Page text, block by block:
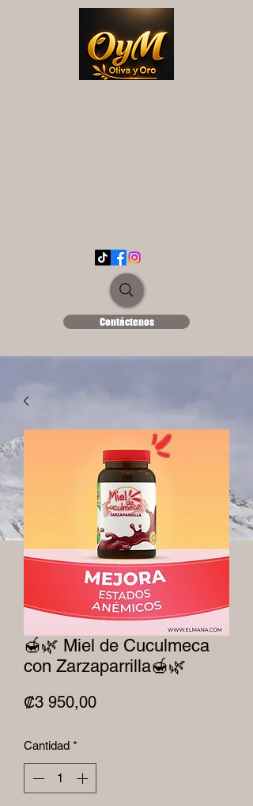
Contáctenos
🍯🌿 Miel de Cuculmeca
con Zarzaparrilla🍯🌿
₡3 950,00Precio
Cantidad *